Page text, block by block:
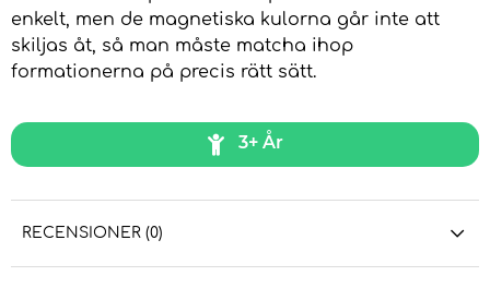
enkelt, men de magnetiska kulorna går inte att
skiljas åt, så man måste matcha ihop
formationerna på precis rätt sätt.
3+ År
RECENSIONER (0)